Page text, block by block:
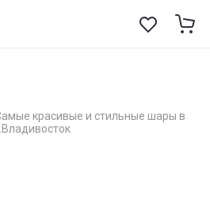
красивые и стильные шары в